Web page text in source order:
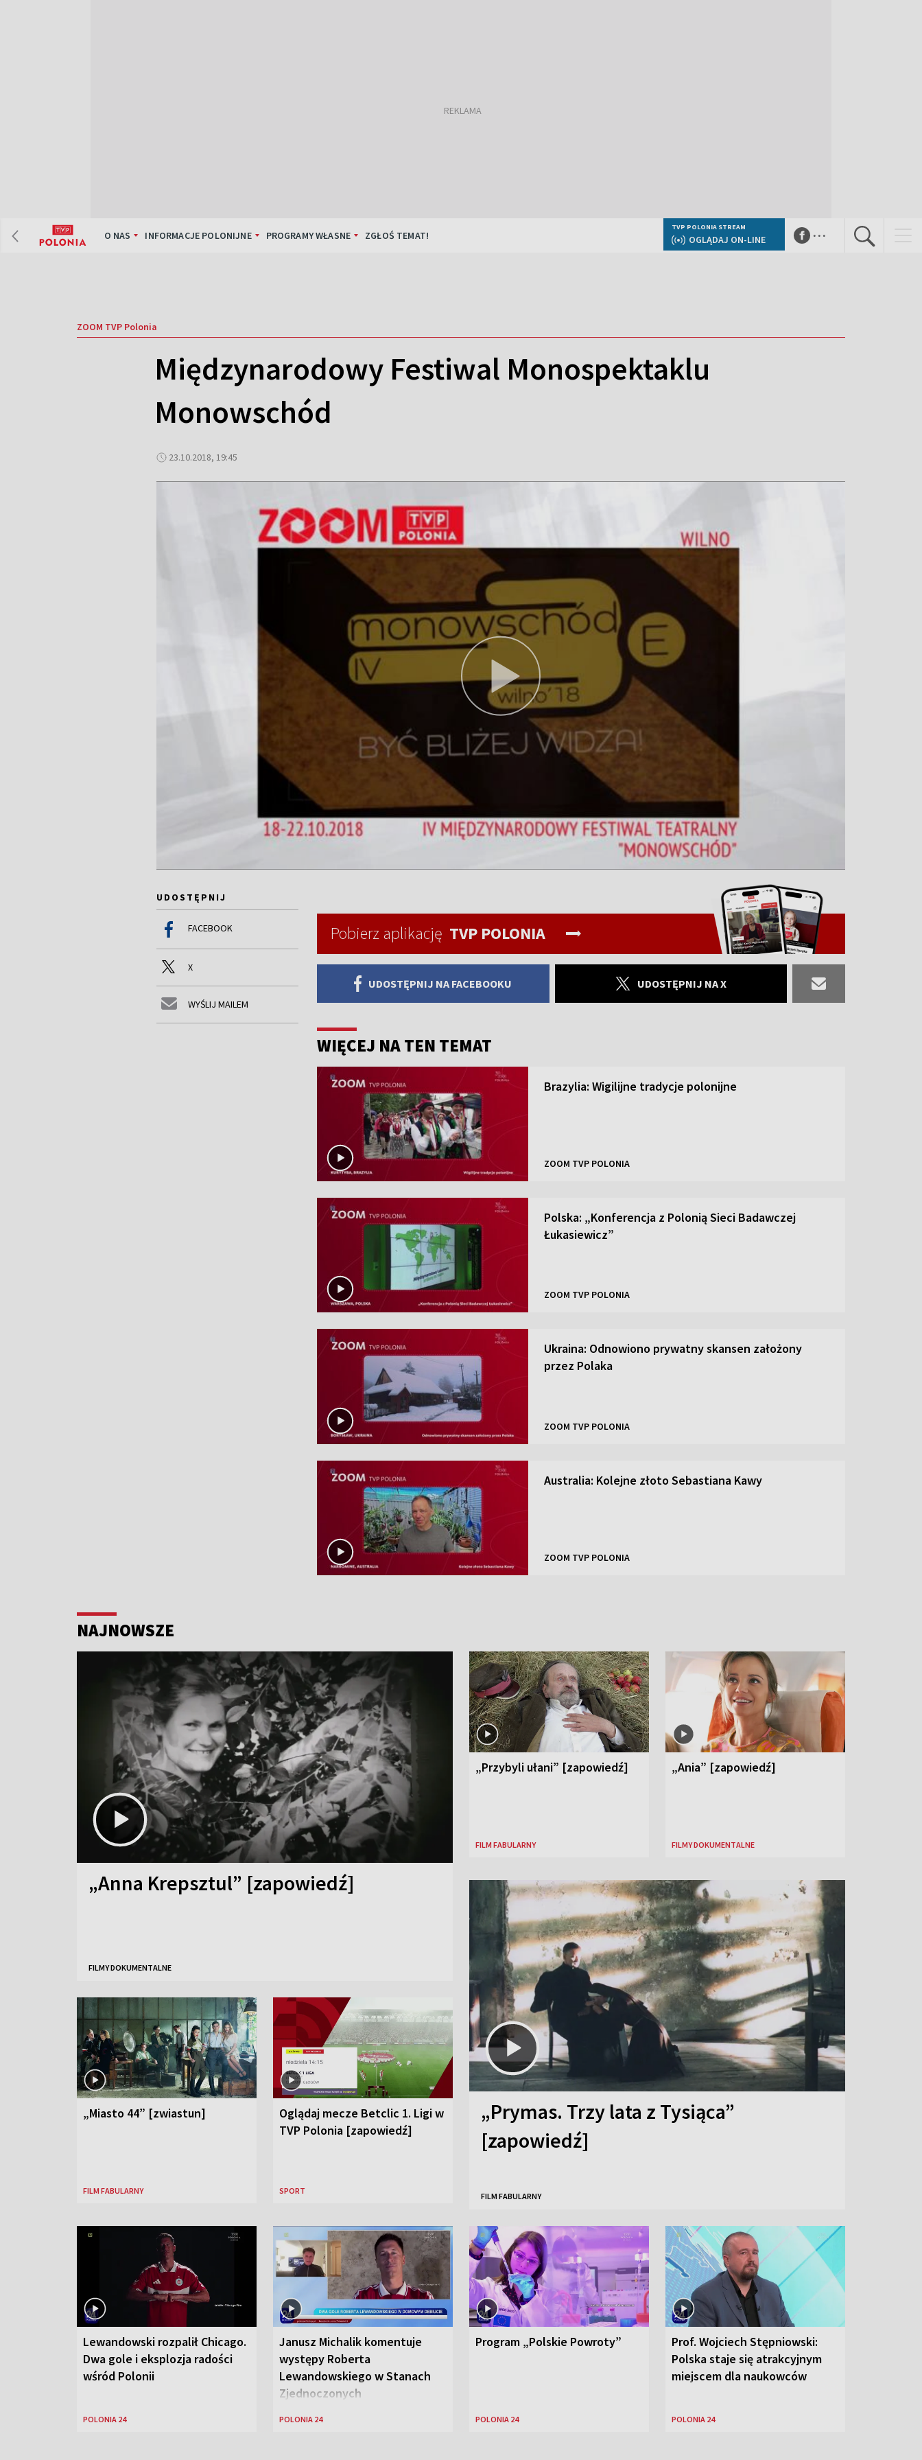
O NAS INFORMACJE POLONIJNE PROGRAMY WŁASNE ZGŁOŚ TEMAT!
TVP POLONIA STREAM
OGLĄDAJ ON-LINE ...
ZOOM TVP Polonia
Międzynarodowy Festiwal Monospektaklu
Monowschód
23.10.2018, 19:45
UDOSTĘPNIJ
FACEBOOK
X
WYŚLIJ MAILEM
Pobierz aplikację TVP POLONIA
UDOSTĘPNIJ NA FACEBOOKU UDOSTĘPNIJ NA X
WIĘCEJ NA TEN TEMAT
Brazylia: Wigilijne tradycje polonijne
ZOOM TVP POLONIA
Polska: „Konferencja z Polonią Sieci Badawczej
Łukasiewicz”
ZOOM TVP POLONIA
Ukraina: Odnowiono prywatny skansen założony
przez Polaka
ZOOM TVP POLONIA
Australia: Kolejne złoto Sebastiana Kawy
ZOOM TVP POLONIA
NAJNOWSZE
„Anna Krepsztul” [zapowiedź]
FILMY DOKUMENTALNE
„Przybyli ułani” [zapowiedź]
FILM FABULARNY
„Ania” [zapowiedź]
FILMY DOKUMENTALNE
„Miasto 44” [zwiastun]
FILM FABULARNY
Oglądaj mecze Betclic 1. Ligi w
TVP Polonia [zapowiedź]
SPORT
„Prymas. Trzy lata z Tysiąca”
[zapowiedź]
FILM FABULARNY
Lewandowski rozpalił Chicago.
Dwa gole i eksplozja radości
wśród Polonii
POLONIA 24
Janusz Michalik komentuje
występy Roberta
Lewandowskiego w Stanach
Zjednoczonych
POLONIA 24
Program „Polskie Powroty”
POLONIA 24
Prof. Wojciech Stępniowski:
Polska staje się atrakcyjnym
miejscem dla naukowców
POLONIA 24